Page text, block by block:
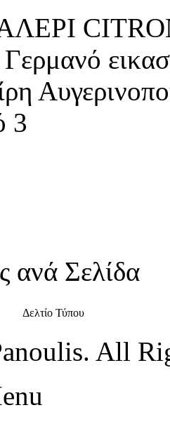
Γερμανό
3
ανά Σελίδα
Δελτίο Τύπου
All